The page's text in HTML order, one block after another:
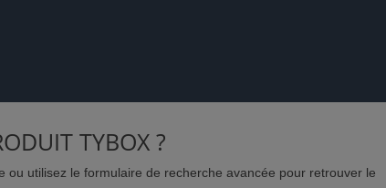
TYBOX ?
utilisez le formulaire de recherche avancée pour retrouver le